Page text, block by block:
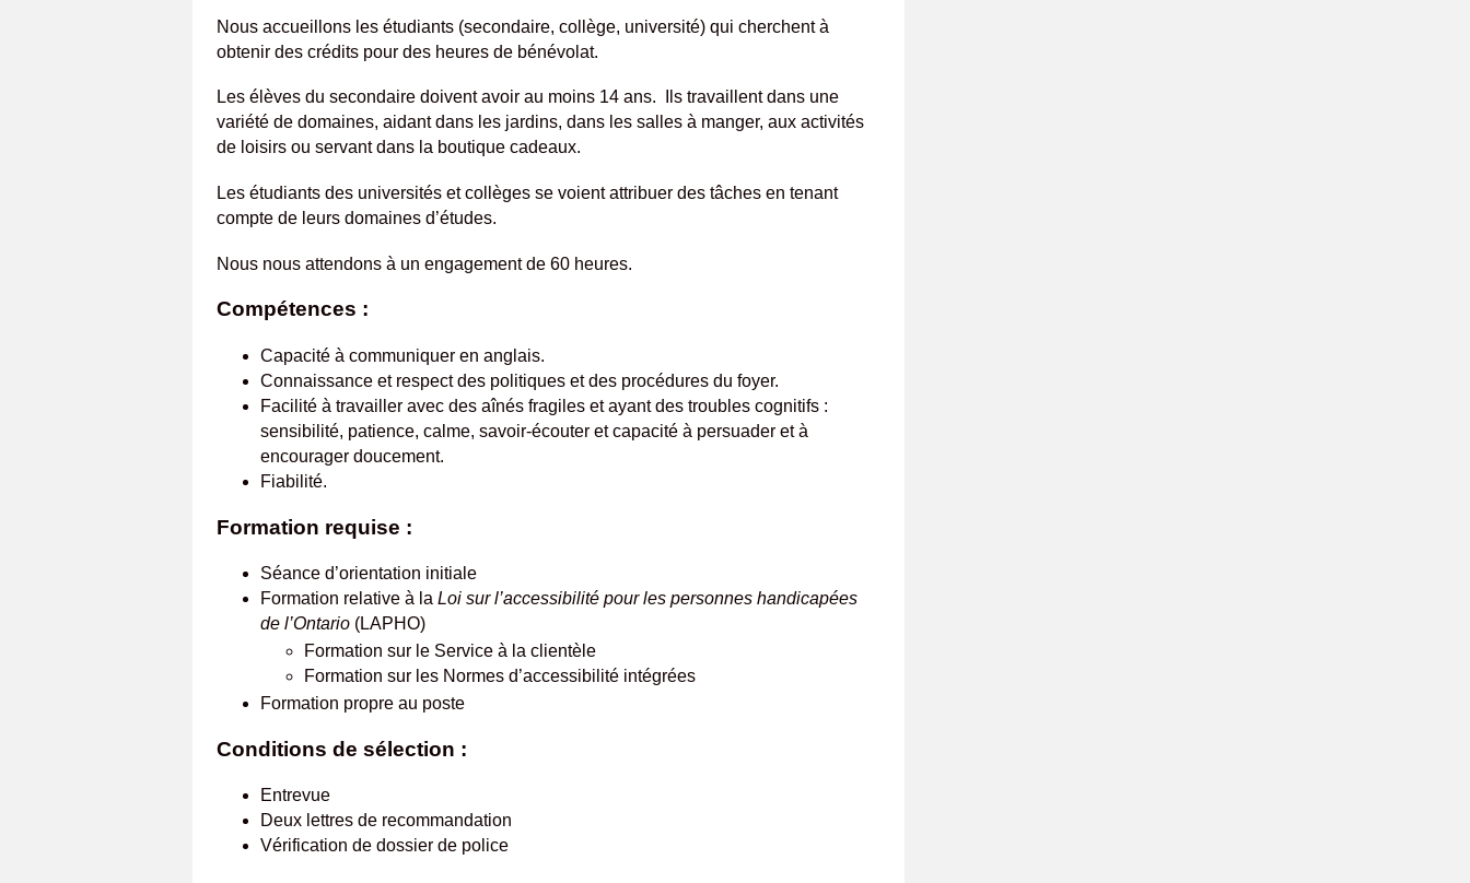
Nous accueillons les étudiants (secondaire, collège, université) qui cherchent à
obtenir des crédits pour des heures de bénévolat.
Les élèves du secondaire doivent avoir au moins 14 ans. Ils travaillent dans une
variété de domaines, aidant dans les jardins, dans les salles à manger, aux activités
de loisirs ou servant dans la boutique cadeaux.
Les étudiants des universités et collèges se voient attribuer des tâches en tenant
compte de leurs domaines d’études.
Nous nous attendons à un engagement de 60 heures.
Compétences :
Capacité à communiquer en anglais.
Connaissance et respect des politiques et des procédures du foyer.
Facilité à travailler avec des aînés fragiles et ayant des troubles cognitifs :
sensibilité, patience, calme, savoir-écouter et capacité à persuader et à
encourager doucement.
Fiabilité.
Formation requise :
Séance d’orientation initiale
Formation relative à la Loi sur l’accessibilité pour les personnes handicapées
de l’Ontario (LAPHO)
Formation sur le Service à la clientèle
Formation sur les Normes d’accessibilité intégrées
Formation propre au poste
Conditions de sélection :
Entrevue
Deux lettres de recommandation
Vérification de dossier de police